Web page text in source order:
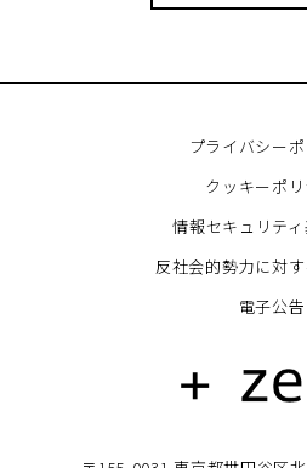
プライバシー
クッキーポ
情報セキュリテ
反社会的勢力に対
電子公告